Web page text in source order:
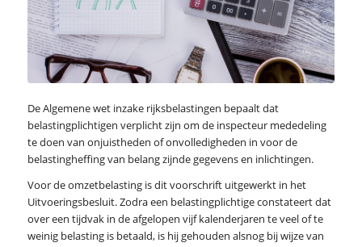
De Algemene wet inzake rijksbelastingen bepaalt dat
belastingplichtigen verplicht zijn om de inspecteur mededeling
te doen van onjuistheden of onvolledigheden in voor de
belastingheffing van belang zijnde gegevens en inlichtingen.
Voor de omzetbelasting is dit voorschrift uitgewerkt in het
Uitvoeringsbesluit. Zodra een belastingplichtige constateert dat
over een tijdvak in de afgelopen vijf kalenderjaren te veel of te
weinig belasting is betaald, is hij gehouden alsnog bij wijze van